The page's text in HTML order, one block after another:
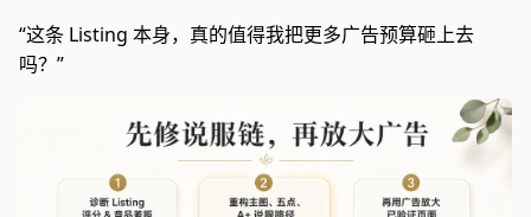
“这条 Listing 本身，真的值得我把更多广告预算砸上去
吗？”